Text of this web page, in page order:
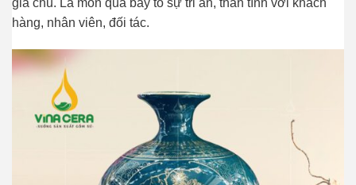
gia chủ. Là món quà bày tỏ sự tri ân, thân tình với khách
hàng, nhân viên, đối tác.